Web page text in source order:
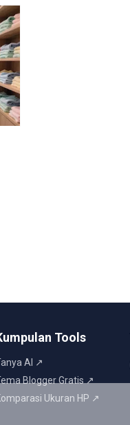
Tools
AI ↗
Blogger Gratis ↗
Ukuran HP ↗